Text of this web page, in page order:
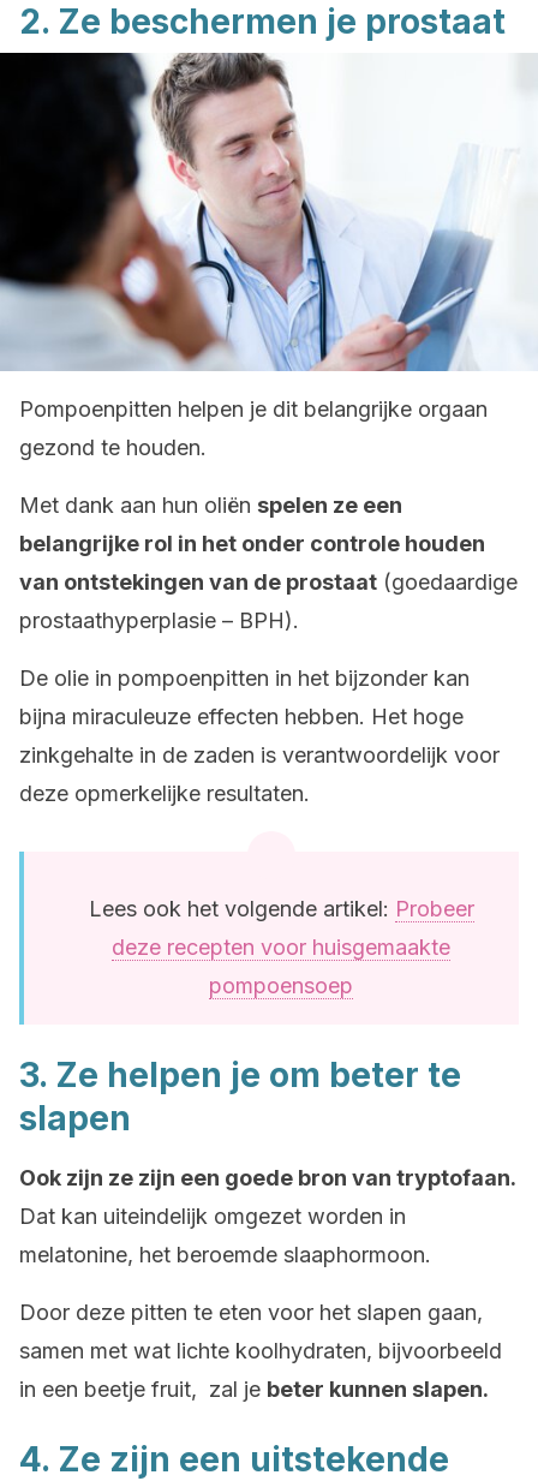
2. Ze beschermen je prostaat
Pompoenpitten helpen je dit belangrijke orgaan
gezond te houden.
Met dank aan hun oliën spelen ze een
belangrijke rol in het onder controle houden
van ontstekingen van de prostaat (goedaardige
prostaathyperplasie – BPH).
De olie in pompoenpitten in het bijzonder kan
bijna miraculeuze effecten hebben. Het hoge
zinkgehalte in de zaden is verantwoordelijk voor
deze opmerkelijke resultaten.
Lees ook het volgende artikel: Probeer
deze recepten voor huisgemaakte
pompoensoep
3. Ze helpen je om beter te
slapen
Ook zijn ze zijn een goede bron van tryptofaan.
Dat kan uiteindelijk omgezet worden in
melatonine, het beroemde slaaphormoon.
Door deze pitten te eten voor het slapen gaan,
samen met wat lichte koolhydraten, bijvoorbeeld
in een beetje fruit, zal je beter kunnen slapen.
4. Ze zijn een uitstekende